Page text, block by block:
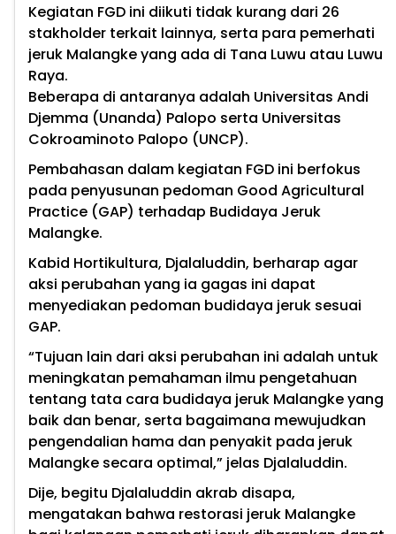
Kegiatan FGD ini diikuti tidak kurang dari 26
stakholder terkait lainnya, serta para pemerhati
jeruk Malangke yang ada di Tana Luwu atau Luwu
Raya.
Beberapa di antaranya adalah Universitas Andi
Djemma (Unanda) Palopo serta Universitas
Cokroaminoto Palopo (UNCP).
Pembahasan dalam kegiatan FGD ini berfokus
pada penyusunan pedoman Good Agricultural
Practice (GAP) terhadap Budidaya Jeruk
Malangke.
Kabid Hortikultura, Djalaluddin, berharap agar
aksi perubahan yang ia gagas ini dapat
menyediakan pedoman budidaya jeruk sesuai
GAP.
“Tujuan lain dari aksi perubahan ini adalah untuk
meningkatan pemahaman ilmu pengetahuan
tentang tata cara budidaya jeruk Malangke yang
baik dan benar, serta bagaimana mewujudkan
pengendalian hama dan penyakit pada jeruk
Malangke secara optimal,” jelas Djalaluddin.
Dije, begitu Djalaluddin akrab disapa,
mengatakan bahwa restorasi jeruk Malangke